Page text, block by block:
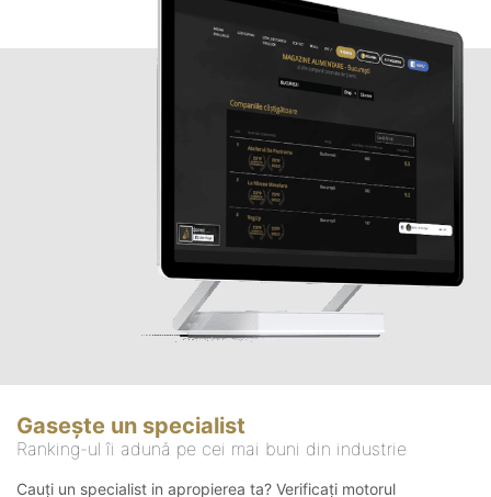
Gasește un specialist
Ranking-ul îi adună pe cei mai buni din industrie
Cauți un specialist in apropierea ta? Verificați motorul